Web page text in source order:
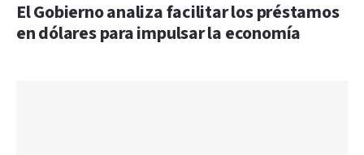
El Gobierno analiza facilitar los préstamos
en dólares para impulsar la economía